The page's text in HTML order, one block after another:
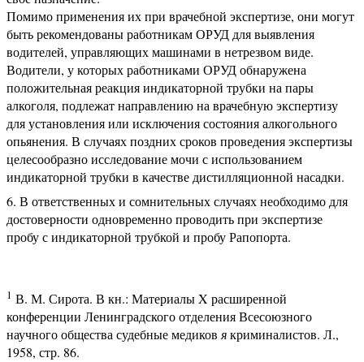
Помимо применения их при врачебной экспертизе, они могут
быть рекомендованы работникам ОРУД для выявления
водителей, управляющих машинами в нетрезвом виде.
Водители, у которых работниками ОРУД обнаружена
положительная реакция индикаторной трубки на пары
алкоголя, подлежат направлению на врачебную экспертизу
для установления или исключения состояния алкогольного
опьянения. В случаях поздних сроков проведения экспертизы
целесообразно исследование мочи с использованием
индикаторной трубки в качестве дистилляционной насадки.
В ответственных и сомнительных случаях необходимо для
достоверности одновременно проводить при экспертизе
пробу с индикаторной трубкой и пробу Рапопорта.
1 В. М. Сирота. В кн.: Материалы X расширенной
конференции Ленинградского отделения Всесоюзного
научного общества судебные медиковякриминалистов. Л.,
1958, стр. 86.